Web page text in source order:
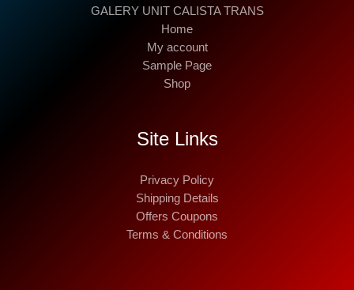
GALERY UNIT CALISTA TRANS
Home
My account
Sample Page
Shop
Site Links
Privacy Policy
Shipping Details
Offers Coupons
Terms & Conditions